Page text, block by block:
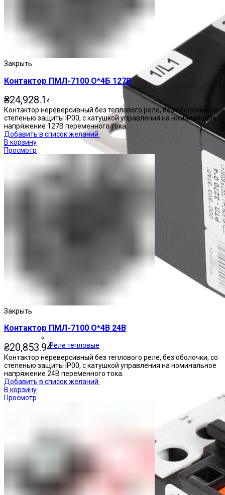
Реле тепловые
Закрыть
Контактор ПМЛ-7100 О*4Б 127В
₴24,928.14
Контактор нереверсивный без теплового реле, без оболочки, со
степенью защиты IP00, с катушкой управления на номинальное
напряжение 127В переменного тока.
Добавить в список желаний
В корзину
Просмотр
Закрыть
Контактор ПМЛ-7100 О*4В 24В
₴20,853.94
Контактор нереверсивный без теплового реле, без оболочки, со
степенью защиты IP00, с катушкой управления на номинальное
напряжение 24В переменного тока.
Добавить в список желаний
В корзину
Просмотр